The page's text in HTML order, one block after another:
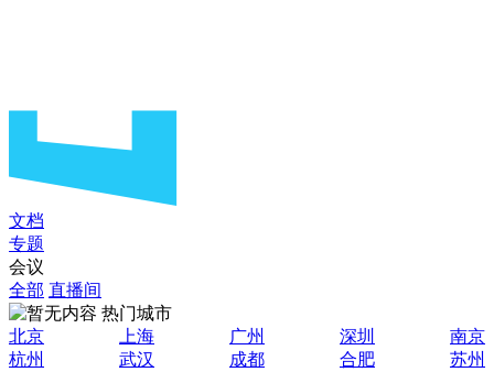
文档
专题
会议
全部 直播间
热门城市
北京
上海 广州 深圳
南京
杭州
武汉 成都 合肥
苏州